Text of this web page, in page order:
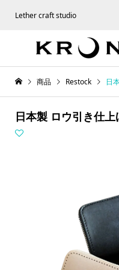
Lether craft studio
商品 Restock 日
日本製 ロウ引き仕